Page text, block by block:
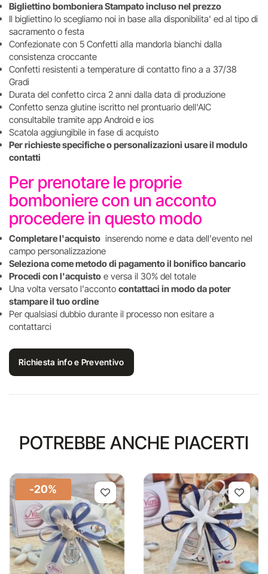
Bigliettino bomboniera Stampato incluso nel prezzo
Il bigliettino lo scegliamo noi in base alla disponibilita' ed al tipo di
sacramento o festa
Confezionate con 5 Confetti alla mandorla bianchi dalla
consistenza croccante
Confetti resistenti a temperature di contatto fino a a 37/38
Gradi
Durata del confetto circa 2 anni dalla data di produzione
Confetto senza glutine iscritto nel prontuario dell'AIC
consultabile tramite app Android e ios
Scatola aggiungibile in fase di acquisto
Per richieste specifiche o personalizazioni usare il modulo
contatti
Per prenotare le proprie
bomboniere con un acconto
procedere in questo modo
Completare l'acquisto inserendo nome e data dell'evento nel
campo personalizzazione
Seleziona come metodo di pagamento il bonifico bancario
Procedi con l'acquisto e versa il 30% del totale
Una volta versato l'acconto contattaci in modo da poter
stampare il tuo ordine
Per qualsiasi dubbio durante il processo non esitare a
contattarci
Richiesta info e Preventivo
POTREBBE ANCHE PIACERTI
-20%